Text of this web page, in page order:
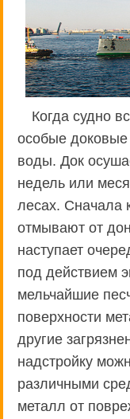
Когда судно
особые доковые
воды. Док
недель или
лесах. Сначала
отмывают от
наступает
под действием
мельчайшие
поверхности
другие
надстройку
различными
металл от